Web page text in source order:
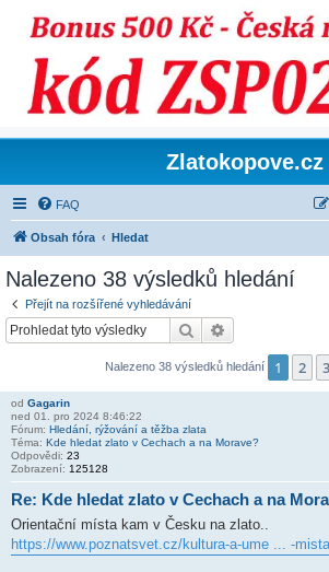
Zlatokopove.cz
FAQ
Obsah fóra Hledat
Nalezeno 38 výsledků hledání
Přejít na rozšířené vyhledávání
Hledat
Nalezeno 38 výsledků hledání 1 2 3
od Gagarin
ned 01. pro 2024 8:46:22
Fórum: Hledání, rýžování a těžba zlata
Téma: Kde hledat zlato v Cechach a na Morave?
Odpovědi: 23
Zobrazení: 125128
Re: Kde hledat zlato v Cechach a na
Orientační místa kam v Česku na zlato..
https://www.poznatsvet.cz/kultura-a-ume ... -